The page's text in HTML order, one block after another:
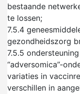
bestaande
te lossen;
7.5.4
gezondheidszorg
7.5.5
“adversomica”-
variaties in
verschillen in